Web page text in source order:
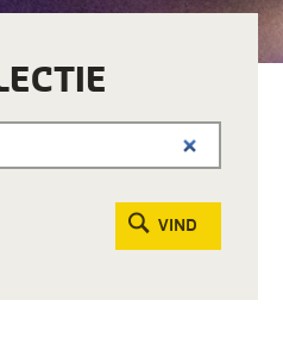
VIND